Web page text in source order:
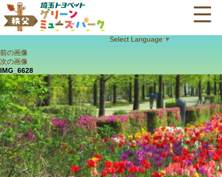
Select Language ▼
前の画像
次の画像
IMG_6628